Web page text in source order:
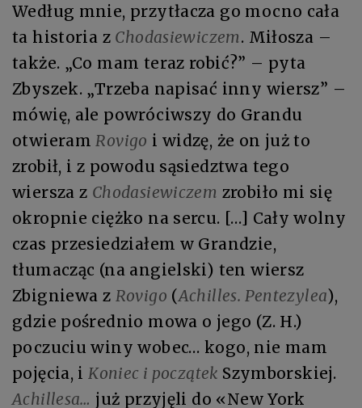
Według mnie, przytłacza go mocno cała
ta historia z Chodasiewiczem. Miłosza –
także. „Co mam teraz robić?” – pyta
Zbyszek. „Trzeba napisać inny wiersz” –
mówię, ale powróciwszy do Grandu
otwieramRovigo i widzę, że on już to
zrobił, i z powodu sąsiedztwa tego
wiersza z Chodasiewiczem zrobiło mi się
okropnie ciężko na sercu. […] Cały wolny
czas przesiedziałem w Grandzie,
tłumacząc (na angielski) ten wiersz
Zbigniewa z Rovigo (Achilles. Pentezylea),
gdzie pośrednio mowa o jego (Z. H.)
poczuciu winy wobec… kogo, nie mam
pojęcia, iKoniec i początek Szymborskiej.
Achillesa… już przyjęli do «New York